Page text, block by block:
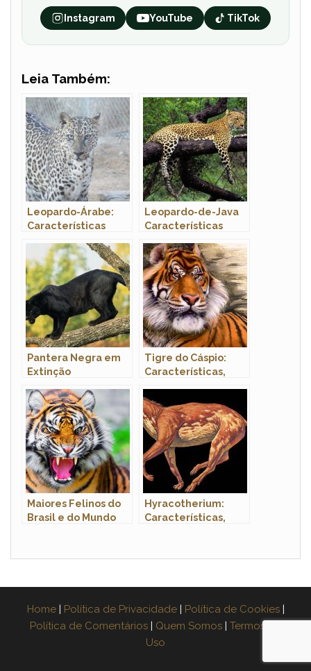
Instagram YouTube TikTok
Leia Também:
Leopardo-Árabe:
Características
Leopardo-de-Java
Características
Pantera Negra em
Extinção
Tigre do Cáspio:
Características,
Científico
Maiores Felinos do
Brasil e do Mundo
Hyracotherium:
Características,
Home | Política de Privacidade | Política de Cookies |
Política de Comentários | Quem Somos | Termos de
Uso